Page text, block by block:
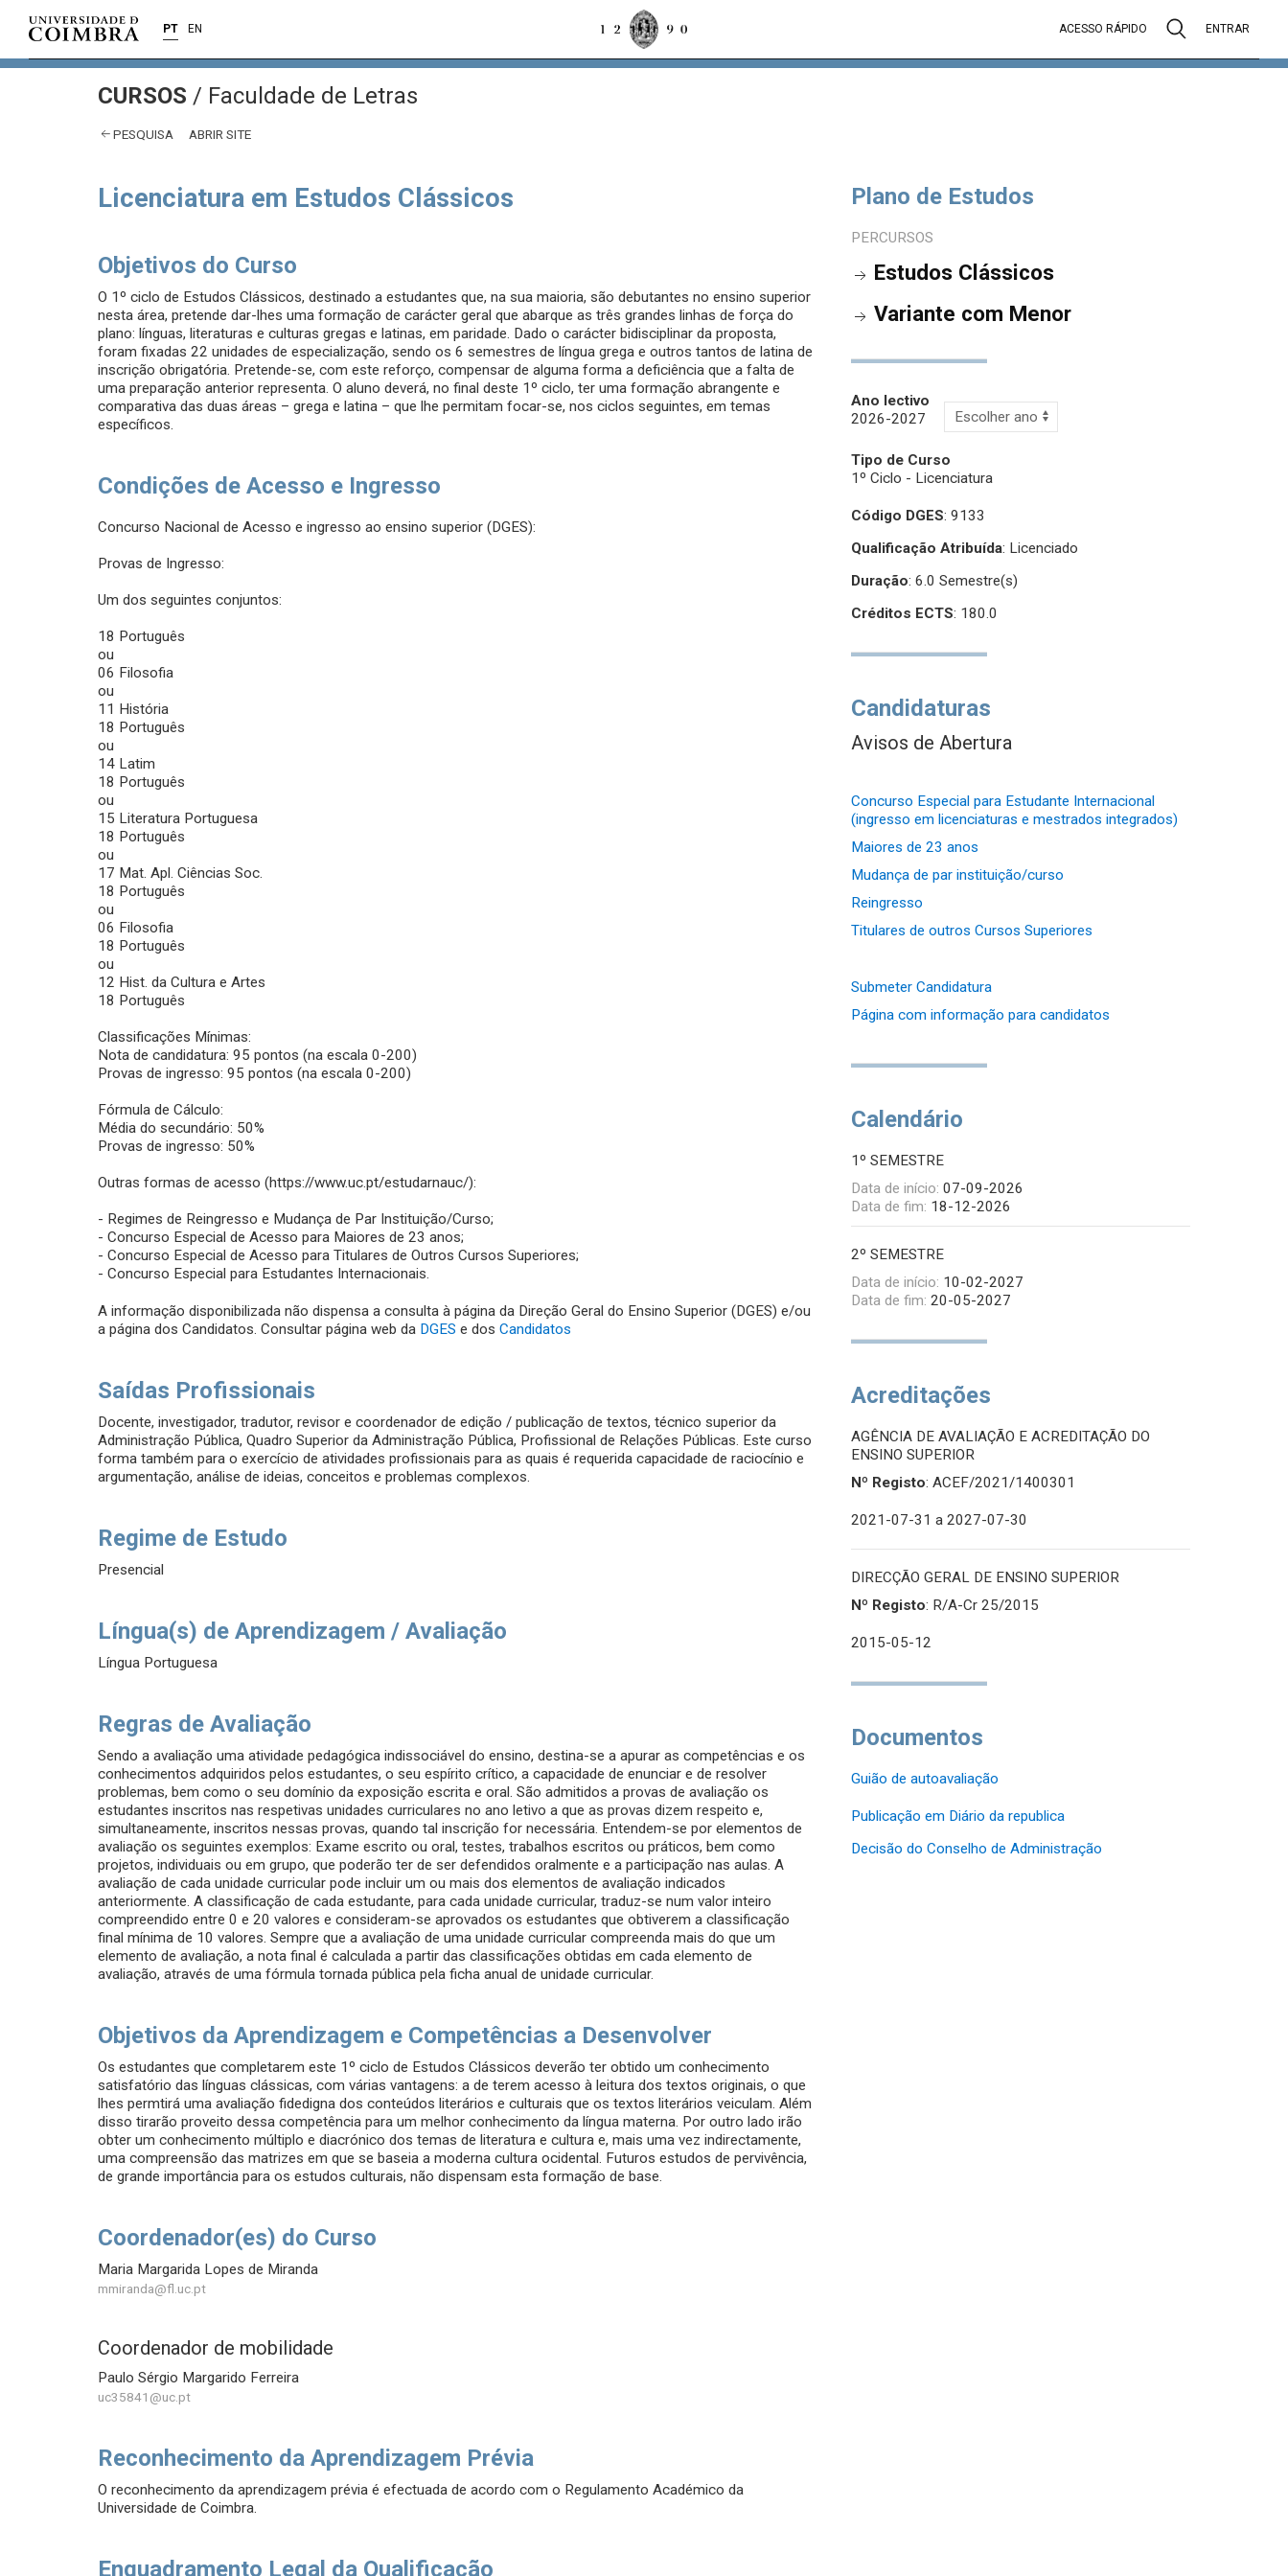
PT EN ACESSO RÁPIDO ENTRAR
CURSOS / Faculdade de Letras
PESQUISA ABRIR SITE
Licenciatura em Estudos Clássicos
Objetivos do Curso
O 1º ciclo de Estudos Clássicos, destinado a estudantes que, na sua maioria, são debutantes no ensino superior
nesta área, pretende dar-lhes uma formação de carácter geral que abarque as três grandes linhas de força do
plano: línguas, literaturas e culturas gregas e latinas, em paridade. Dado o carácter bidisciplinar da proposta,
foram fixadas 22 unidades de especialização, sendo os 6 semestres de língua grega e outros tantos de latina de
inscrição obrigatória. Pretende-se, com este reforço, compensar de alguma forma a deficiência que a falta de
uma preparação anterior representa. O aluno deverá, no final deste 1º ciclo, ter uma formação abrangente e
comparativa das duas áreas – grega e latina – que lhe permitam focar-se, nos ciclos seguintes, em temas
específicos.
Condições de Acesso e Ingresso
Concurso Nacional de Acesso e ingresso ao ensino superior (DGES):
Provas de Ingresso:
Um dos seguintes conjuntos:
18 Português
ou
06 Filosofia
ou
11 História
18 Português
ou
14 Latim
18 Português
ou
15 Literatura Portuguesa
18 Português
ou
17 Mat. Apl. Ciências Soc.
18 Português
ou
06 Filosofia
18 Português
ou
12 Hist. da Cultura e Artes
18 Português
Classificações Mínimas:
Nota de candidatura: 95 pontos (na escala 0-200)
Provas de ingresso: 95 pontos (na escala 0-200)
Fórmula de Cálculo:
Média do secundário: 50%
Provas de ingresso: 50%
Outras formas de acesso (https://www.uc.pt/estudarnauc/):
- Regimes de Reingresso e Mudança de Par Instituição/Curso;
- Concurso Especial de Acesso para Maiores de 23 anos;
- Concurso Especial de Acesso para Titulares de Outros Cursos Superiores;
- Concurso Especial para Estudantes Internacionais.
A informação disponibilizada não dispensa a consulta à página da Direção Geral do Ensino Superior (DGES) e/ou
a página dos Candidatos. Consultar página web da DGES e dos Candidatos
Saídas Profissionais
Docente, investigador, tradutor, revisor e coordenador de edição / publicação de textos, técnico superior da
Administração Pública, Quadro Superior da Administração Pública, Profissional de Relações Públicas. Este curso
forma também para o exercício de atividades profissionais para as quais é requerida capacidade de raciocínio e
argumentação, análise de ideias, conceitos e problemas complexos.
Regime de Estudo
Presencial
Língua(s) de Aprendizagem / Avaliação
Língua Portuguesa
Regras de Avaliação
Sendo a avaliação uma atividade pedagógica indissociável do ensino, destina-se a apurar as competências e os
conhecimentos adquiridos pelos estudantes, o seu espírito crítico, a capacidade de enunciar e de resolver
problemas, bem como o seu domínio da exposição escrita e oral. São admitidos a provas de avaliação os
estudantes inscritos nas respetivas unidades curriculares no ano letivo a que as provas dizem respeito e,
simultaneamente, inscritos nessas provas, quando tal inscrição for necessária. Entendem-se por elementos de
avaliação os seguintes exemplos: Exame escrito ou oral, testes, trabalhos escritos ou práticos, bem como
projetos, individuais ou em grupo, que poderão ter de ser defendidos oralmente e a participação nas aulas. A
avaliação de cada unidade curricular pode incluir um ou mais dos elementos de avaliação indicados
anteriormente. A classificação de cada estudante, para cada unidade curricular, traduz-se num valor inteiro
compreendido entre 0 e 20 valores e consideram-se aprovados os estudantes que obtiverem a classificação
final mínima de 10 valores. Sempre que a avaliação de uma unidade curricular compreenda mais do que um
elemento de avaliação, a nota final é calculada a partir das classificações obtidas em cada elemento de
avaliação, através de uma fórmula tornada pública pela ficha anual de unidade curricular.
Objetivos da Aprendizagem e Competências a Desenvolver
Os estudantes que completarem este 1º ciclo de Estudos Clássicos deverão ter obtido um conhecimento
satisfatório das línguas clássicas, com várias vantagens: a de terem acesso à leitura dos textos originais, o que
lhes permtirá uma avaliação fidedigna dos conteúdos literários e culturais que os textos literários veiculam. Além
disso tirarão proveito dessa competência para um melhor conhecimento da língua materna. Por outro lado irão
obter um conhecimento múltiplo e diacrónico dos temas de literatura e cultura e, mais uma vez indirectamente,
uma compreensão das matrizes em que se baseia a moderna cultura ocidental. Futuros estudos de pervivência,
de grande importância para os estudos culturais, não dispensam esta formação de base.
Coordenador(es) do Curso
Maria Margarida Lopes de Miranda
mmiranda@fl.uc.pt
Coordenador de mobilidade
Paulo Sérgio Margarido Ferreira
uc35841@uc.pt
Reconhecimento da Aprendizagem Prévia
O reconhecimento da aprendizagem prévia é efectuada de acordo com o Regulamento Académico da
Universidade de Coimbra.
Enquadramento Legal da Qualificação
Plano de Estudos
PERCURSOS
Estudos Clássicos
Variante com Menor
Ano lectivo
2026-2027
Tipo de Curso
1º Ciclo - Licenciatura
Código DGES: 9133
Qualificação Atribuída: Licenciado
Duração: 6.0 Semestre(s)
Créditos ECTS: 180.0
Candidaturas
Avisos de Abertura
Concurso Especial para Estudante Internacional
(ingresso em licenciaturas e mestrados integrados)
Maiores de 23 anos
Mudança de par instituição/curso
Reingresso
Titulares de outros Cursos Superiores
Submeter Candidatura
Página com informação para candidatos
Calendário
1º SEMESTRE
Data de início: 07-09-2026
Data de fim: 18-12-2026
2º SEMESTRE
Data de início: 10-02-2027
Data de fim: 20-05-2027
Acreditações
AGÊNCIA DE AVALIAÇÃO E ACREDITAÇÃO DO
ENSINO SUPERIOR
Nº Registo: ACEF/2021/1400301
2021-07-31a 2027-07-30
DIRECÇÃO GERAL DE ENSINO SUPERIOR
Nº Registo: R/A-Cr 25/2015
2015-05-12
Documentos
Guião de autoavaliação
Publicação em Diário da republica
Decisão do Conselho de Administração